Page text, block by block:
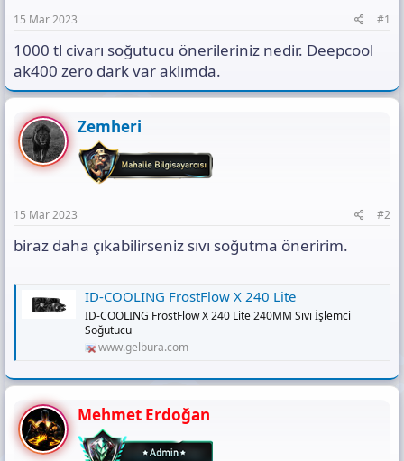
n
ı
K
15 Mar 2023 #1
1000 tl civarı soğutucu önerileriniz nedir. Deepcool
ak400 zero dark var aklımda.
Zemheri
15 Mar 2023 #2
biraz daha çıkabilirseniz sıvı soğutma öneririm.
ID-COOLING FrostFlow X 240 Lite
ID-COOLING FrostFlow X 240 Lite 240MM Sıvı İşlemci
Soğutucu
www.gelbura.com
Mehmet Erdoğan